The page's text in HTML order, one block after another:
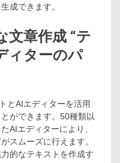
成できます。
文章作成 “テ
ィターのパ
とAIエディターを活用
ができます。50種類以
AIエディターにより、
スムーズに行えます。
的なテキストを作成す